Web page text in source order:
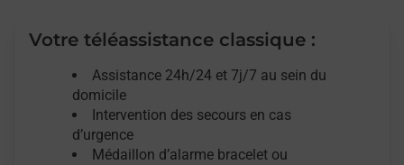
Votre téléassistance classique :
Assistance 24h/24 et 7j/7 au sein du
domicile
Intervention des secours en cas
d’urgence
Médaillon d’alarme bracelet ou